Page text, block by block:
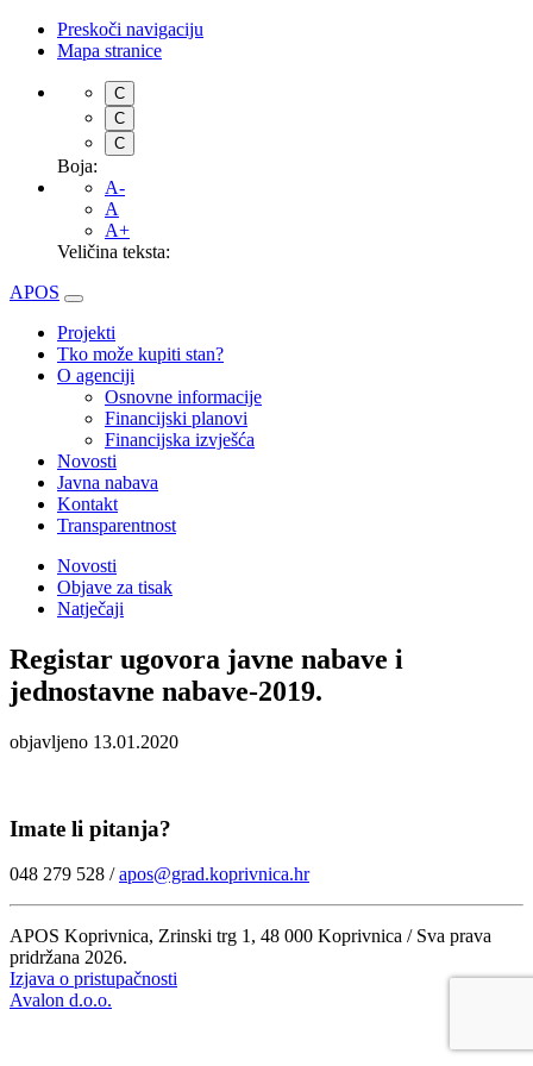
Preskoči navigaciju
Mapa stranice
C
C
C
Boja:
A-
A
A+
Veličina teksta:
APOS
Projekti
Tko može kupiti stan?
O agenciji
Osnovne informacije
Financijski planovi
Financijska izvješća
Novosti
Javna nabava
Kontakt
Transparentnost
Novosti
Objave za tisak
Natječaji
Registar ugovora javne nabave i
jednostavne nabave-2019.
objavljeno 13.01.2020
Imate li pitanja?
048 279 528 /apos@grad.koprivnica.hr
APOS Koprivnica, Zrinski trg 1, 48 000 Koprivnica / Sva prava
pridržana 2026.
Izjava o pristupačnosti
Avalon d.o.o.